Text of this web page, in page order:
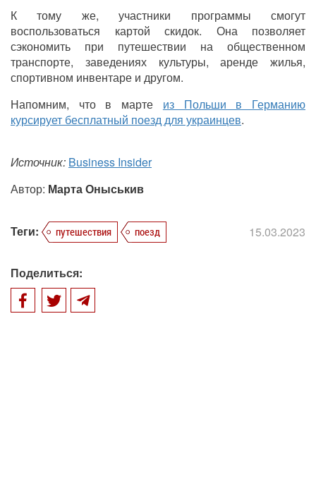
К тому же, участники программы смогут
воспользоваться картой скидок. Она позволяет
сэкономить при путешествии на общественном
транспорте, заведениях культуры, аренде жилья,
спортивном инвентаре и другом.
Напомним, что в марте из Польши в Германию
курсирует бесплатный поезд для украинцев.
Источник: Business Insider
Автор: Марта Оныськив
Теги: путешествия поезд 15.03.2023
Поделиться: